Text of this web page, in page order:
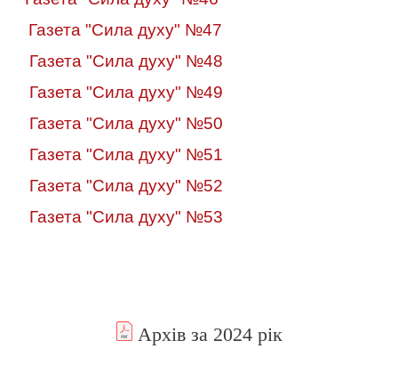
Газета "Сила духу" №47
Газета "Сила духу" №48
Газета "Сила духу" №49
Газета "Сила духу" №50
Газета "Сила духу" №51
Газета "Сила духу" №52
Газета "Сила духу" №53
Архів за 2024 рік